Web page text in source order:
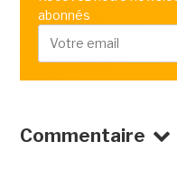
abonnés
Commentaire